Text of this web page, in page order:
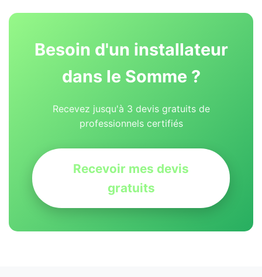
Besoin d'un installateur
dans le Somme ?
Recevez jusqu'à 3 devis gratuits de
professionnels certifiés
Recevoir mes devis
gratuits